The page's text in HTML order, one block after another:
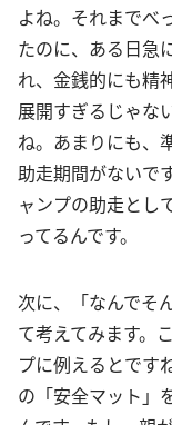
よね。それまでべ
たのに、ある日急
れ、金銭的にも精
展開すぎるじゃな
ね。あまりにも、
助走期間がないで
ャンプの助走とし
ってるんです。
次に、「なんでそ
て考えてみます。
プに例えるとです
の「安全マット」